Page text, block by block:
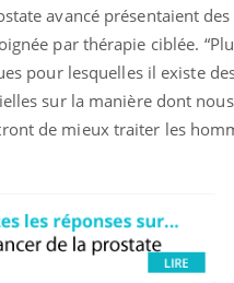
avancé présentaient des
par thérapie ciblée. “
pour lesquelles il existe
sur la manière dont
de mieux traiter les